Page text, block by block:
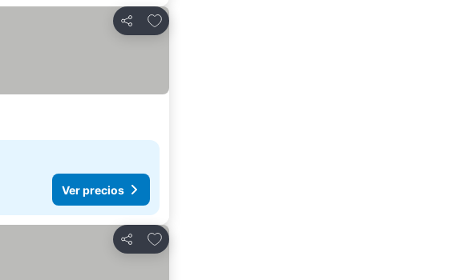
Compartir
Agregar a favoritos
Ver precios
Compartir
Agregar a favoritos